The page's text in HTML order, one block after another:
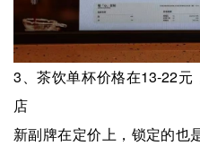
3、茶饮单杯价格在13-22
店
新副牌在定价上，锁定的也